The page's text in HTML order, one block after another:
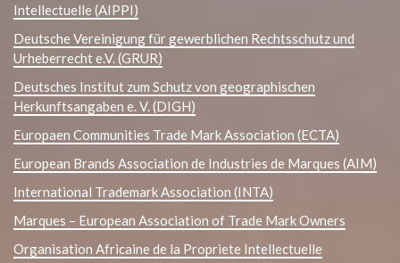
Intellectuelle (AIPPI)
Deutsche Vereinigung für gewerblichen Rechtsschutz und
Urheberrecht e.V. (GRUR)
Deutsches Institut zum Schutz von geographischen
Herkunftsangaben e. V. (DIGH)
Europaen Communities Trade Mark Association (ECTA)
European Brands Association de Industries de Marques (AIM)
International Trademark Association (INTA)
Marques – European Association of Trade Mark Owners
Organisation Africaine de la Propriete Intellectuelle